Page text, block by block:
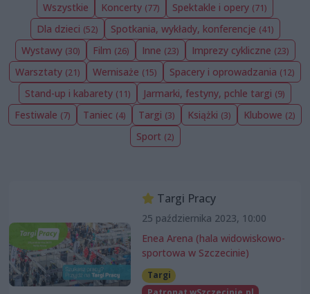
Wszystkie Koncerty (77) Spektakle i opery (71)
Dla dzieci (52) Spotkania, wykłady, konferencje (41)
Wystawy (30) Film (26) Inne (23) Imprezy cykliczne (23)
Warsztaty (21) Wernisaże (15) Spacery i oprowadzania (12)
Stand-up i kabarety (11) Jarmarki, festyny, pchle targi (9)
Festiwale (7) Taniec (4) Targi (3) Książki (3) Klubowe (2)
Sport (2)
Targi Pracy
25 października 2023, 10:00
Enea Arena (hala widowiskowo-
sportowa w Szczecinie)
Targi